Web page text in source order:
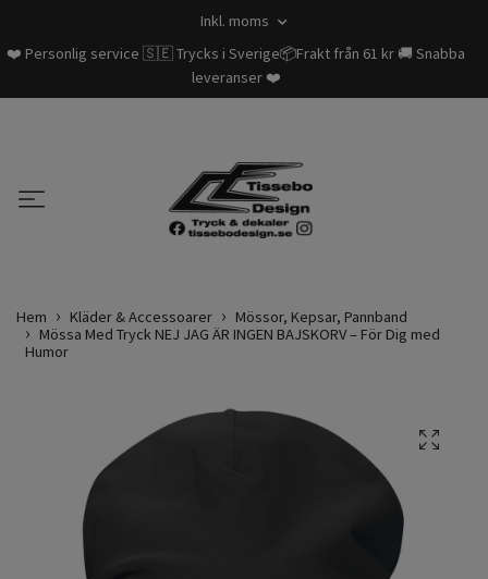
Inkl. moms
❤️ Personlig service 🇸🇪 Trycks i Sverige📦Frakt från 61 kr 🚚 Snabba
leveranser ❤️
Hem Kläder & Accessoarer
Mössor, Kepsar, Pannband
Mössa Med Tryck NEJ JAG ÄR INGEN BAJSKORV – För Dig med
Humor